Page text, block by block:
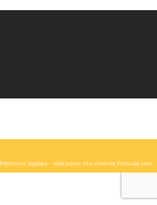
Mentions légales - réalisation site internet Pixbulle.com